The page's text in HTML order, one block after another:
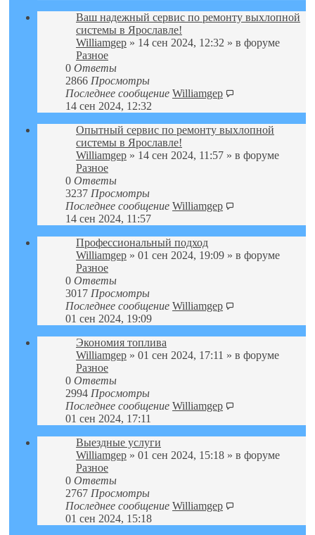
Ваш надежный сервис по ремонту выхлопной
системы в Ярославле!
Williamgep » 14 сен 2024, 12:32 » в форуме
Разное
0 Ответы
2866 Просмотры
Последнее сообщение Williamgep
14 сен 2024, 12:32
Опытный сервис по ремонту выхлопной
системы в Ярославле!
Williamgep » 14 сен 2024, 11:57 » в форуме
Разное
0 Ответы
3237 Просмотры
Последнее сообщение Williamgep
14 сен 2024, 11:57
Профессиональный подход
Williamgep » 01 сен 2024, 19:09 » в форуме
Разное
0 Ответы
3017 Просмотры
Последнее сообщение Williamgep
01 сен 2024, 19:09
Экономия топлива
Williamgep » 01 сен 2024, 17:11 » в форуме
Разное
0 Ответы
2994 Просмотры
Последнее сообщение Williamgep
01 сен 2024, 17:11
Выездные услуги
Williamgep » 01 сен 2024, 15:18 » в форуме
Разное
0 Ответы
2767 Просмотры
Последнее сообщение Williamgep
01 сен 2024, 15:18